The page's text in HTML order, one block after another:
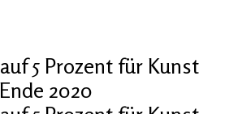
5 Prozent für Kunst
2020